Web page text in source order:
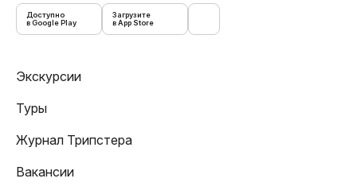
Доступно
в Google Play
Загрузите
в App Store
Экскурсии
Туры
Журнал Трипстера
Вакансии